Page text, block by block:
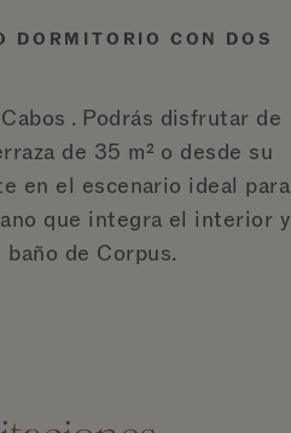
DORMITORIO CON DOS
. Podrás disfrutar de
de 35 m² o desde su
en el escenario ideal para
que integra el interior y
de Corpus.